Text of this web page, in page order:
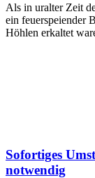
Als in uralter Zeit
ein feuerspeiender
Höhlen erkaltet
Sofortiges
notwendig